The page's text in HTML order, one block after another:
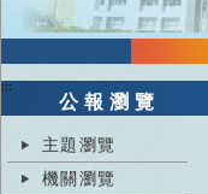
:::
公報瀏覽
主題瀏覽
機關瀏覽